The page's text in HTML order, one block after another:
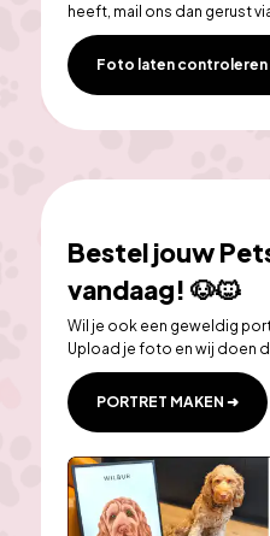
heeft, mail ons dan gerust
Foto laten controleren
Bestel jouw
vandaag! 🐶🐱
Wil je ook een geweldig
Upload je foto en wij doen
PORTRET MAKEN ➜